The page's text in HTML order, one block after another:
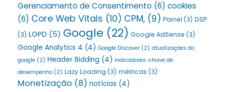
Gerenciamento de Consentimento (6) cookies
(6) Core Web Vitals (10) CPM, (9) Painel (3) DSP
(3) LGPD (5) Google (22) Google AdSense (3)
Google Analytics 4 (4) Google Discover (2) atualizações do
google (2) Header Bidding (4) Indicadores-chave de
desempenho (2) Lazy Loading (3) métricas (3)
Monetização (8) notícias (4)